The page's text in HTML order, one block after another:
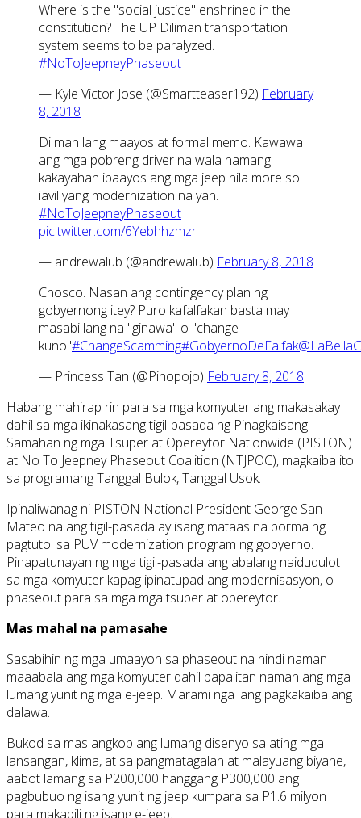
Where is the "social justice" enshrined in the
constitution? The UP Diliman transportation
system seems to be paralyzed.
#NoToJeepneyPhaseout
— Kyle Victor Jose (@Smartteaser192) February
8, 2018
Di man lang maayos at formal memo. Kawawa
ang mga pobreng driver na wala namang
kakayahan ipaayos ang mga jeep nila more so
iavil yang modernization na yan.
#NoToJeepneyPhaseout
pic.twitter.com/6Yebhhzmzr
— andrewalub (@andrewalub) February 8, 2018
Chosco. Nasan ang contingency plan ng
gobyernong itey? Puro kafalfakan basta may
masabi lang na "ginawa" o "change
kuno"#ChangeScamming#GobyernoDeFalfak
— Princess Tan (@Pinopojo) February 8, 2018
Habang mahirap rin para sa mga komyuter ang makasakay
dahil sa mga ikinakasang tigil-pasada ng Pinagkaisang
Samahan ng mga Tsuper at Opereytor Nationwide (PISTON)
at No To Jeepney Phaseout Coalition (NTJPOC), magkaiba ito
sa programang Tanggal Bulok, Tanggal Usok.
Ipinaliwanag ni PISTON National President George San
Mateo na ang tigil-pasada ay isang mataas na porma ng
pagtutol sa PUV modernization program ng gobyerno.
Pinapatunayan ng mga tigil-pasada ang abalang naidudulot
sa mga komyuter kapag ipinatupad ang modernisasyon, o
phaseout para sa mga mga tsuper at opereytor.
Mas mahal na pamasahe
Sasabihin ng mga umaayon sa phaseout na hindi naman
maaabala ang mga komyuter dahil papalitan naman ang mga
lumang yunit ng mga e-jeep. Marami nga lang pagkakaiba ang
dalawa.
Bukod sa mas angkop ang lumang disenyo sa ating mga
lansangan, klima, at sa pangmatagalan at malayuang biyahe,
aabot lamang sa P200,000 hanggang P300,000 ang
pagbubuo ng isang yunit ng jeep kumpara sa P1.6 milyon
para makabili ng isang e-jeep.